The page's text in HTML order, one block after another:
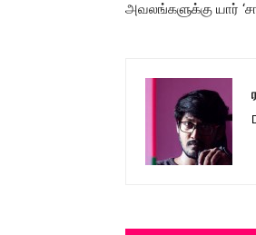
அவலங்களுக்கு யார்